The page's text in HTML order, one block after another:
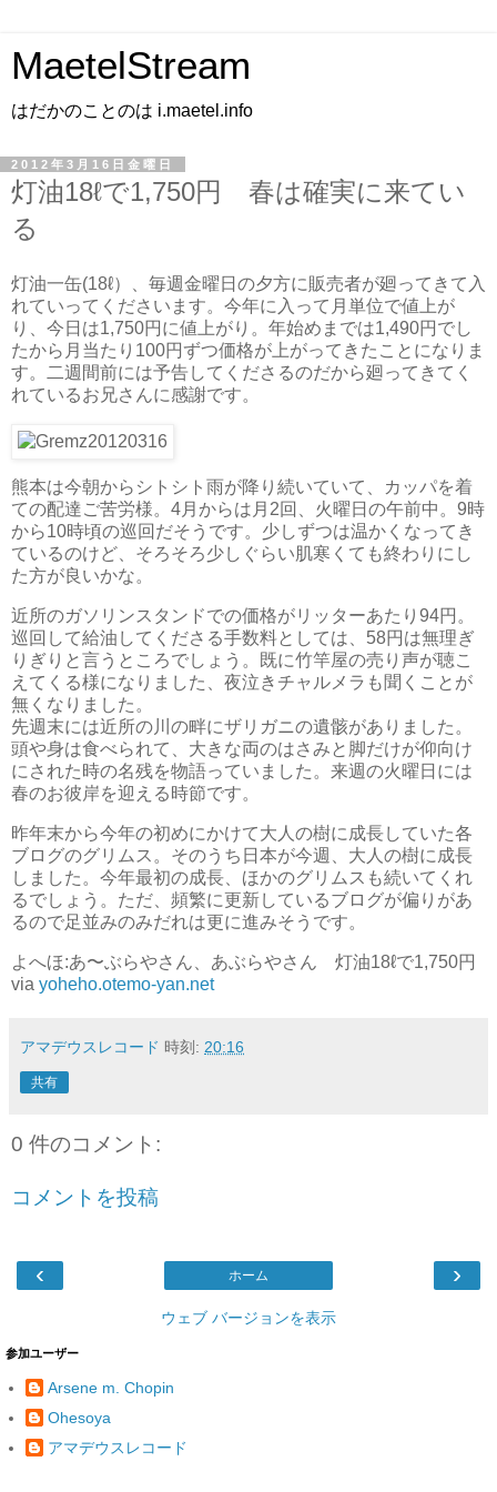
MaetelStream
はだかのことのは i.maetel.info
2012年3月16日金曜日
灯油18ℓで1,750円 春は確実に来てい
る
灯油一缶(18ℓ）、毎週金曜日の夕方に販売者が廻ってきて入
れていってくださいます。今年に入って月単位で値上が
り、今日は1,750円に値上がり。年始めまでは1,490円でし
たから月当たり100円ずつ価格が上がってきたことになりま
す。二週間前には予告してくださるのだから廻ってきてく
れているお兄さんに感謝です。
熊本は今朝からシトシト雨が降り続いていて、カッパを着
ての配達ご苦労様。4月からは月2回、火曜日の午前中。9時
から10時頃の巡回だそうです。少しずつは温かくなってき
ているのけど、そろそろ少しぐらい肌寒くても終わりにし
た方が良いかな。
近所のガソリンスタンドでの価格がリッターあたり94円。
巡回して給油してくださる手数料としては、58円は無理ぎ
りぎりと言うところでしょう。既に竹竿屋の売り声が聴こ
えてくる様になりました、夜泣きチャルメラも聞くことが
無くなりました。
先週末には近所の川の畔にザリガニの遺骸がありました。
頭や身は食べられて、大きな両のはさみと脚だけが仰向け
にされた時の名残を物語っていました。来週の火曜日には
春のお彼岸を迎える時節です。
昨年末から今年の初めにかけて大人の樹に成長していた各
ブログのグリムス。そのうち日本が今週、大人の樹に成長
しました。今年最初の成長、ほかのグリムスも続いてくれ
るでしょう。ただ、頻繁に更新しているブログが偏りがあ
るので足並みのみだれは更に進みそうです。
よへほ:あ〜ぶらやさん、あぶらやさん 灯油18ℓで1,750円
via yoheho.otemo-yan.net
アマデウスレコード 時刻: 20:16
共有
0 件のコメント:
コメントを投稿
‹ ›
ホーム
ウェブ バージョンを表示
参加ユーザー
Arsene m. Chopin
Ohesoya
アマデウスレコード